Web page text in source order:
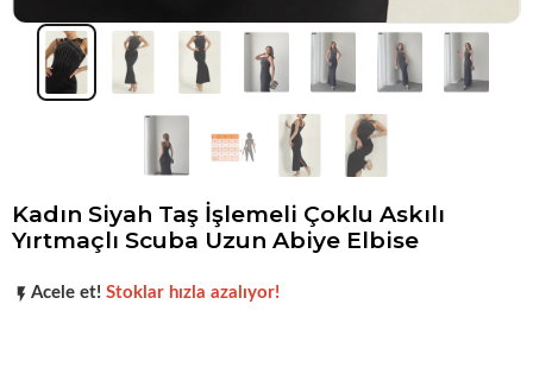
Kadın Siyah Taş İşlemeli Çoklu Askılı
Yırtmaçlı Scuba Uzun Abiye Elbise
Şu andaçok talep görüyor!
Acele et! Stoklar hızla azalıyor!